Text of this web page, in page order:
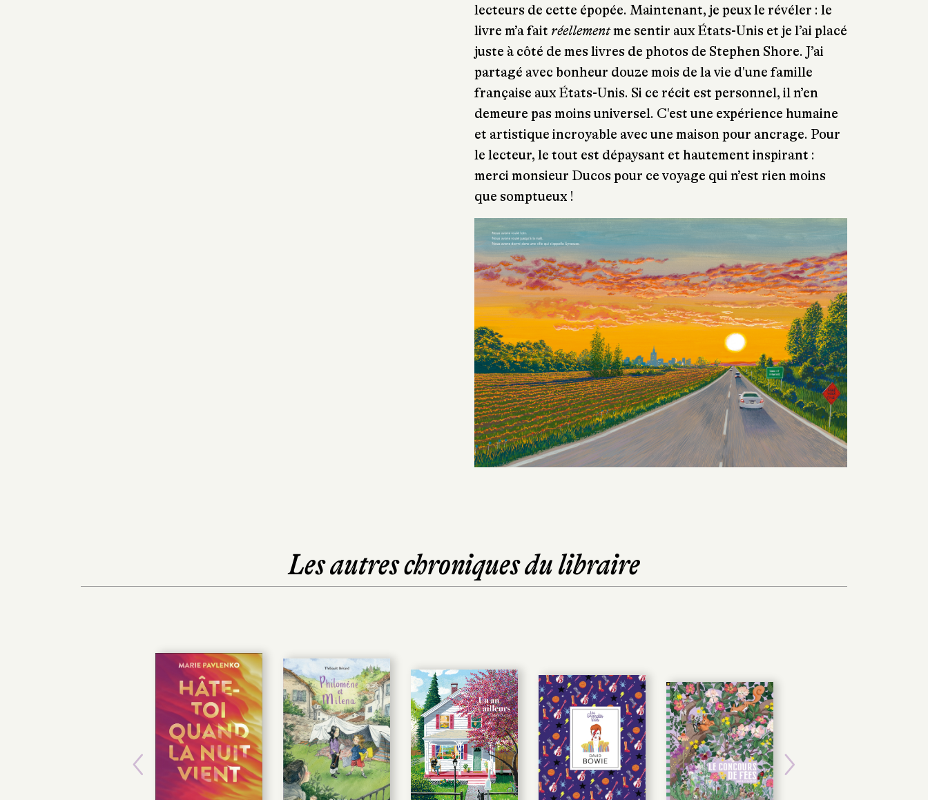
lecteurs de cette épopée. Maintenant, je peux le révéler : le
livre m’a fait réellementme sentir aux États-Unis et je l’ai placé
juste à côté de mes livres de photos de Stephen Shore. J’ai
partagé avec bonheur douze mois de la vie d'une famille
française aux États-Unis. Si ce récit est personnel, il n’en
demeure pas moins universel. C'est une expérience humaine
et artistique incroyable avec une maison pour ancrage. Pour
le lecteur, le tout est dépaysant et hautement inspirant :
merci monsieur Ducos pour ce voyage qui n’est rien moins
que somptueux !
Les autres chroniques du libraire
Previous